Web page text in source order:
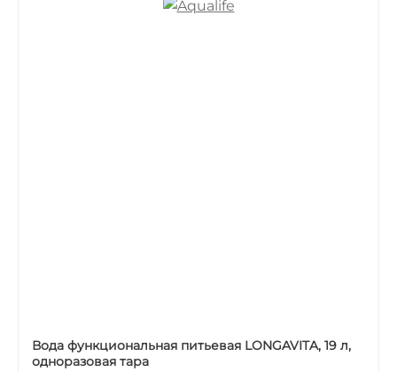
Вода функциональная питьевая LONGAVITA, 19 л,
одноразовая тара